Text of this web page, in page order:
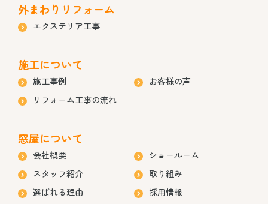
外まわりリフォーム
エクステリア工事
施工について
施工事例
お客様の声
リフォーム工事の流れ
窓屋について
会社概要
ショールーム
スタッフ紹介
取り組み
選ばれる理由
採用情報